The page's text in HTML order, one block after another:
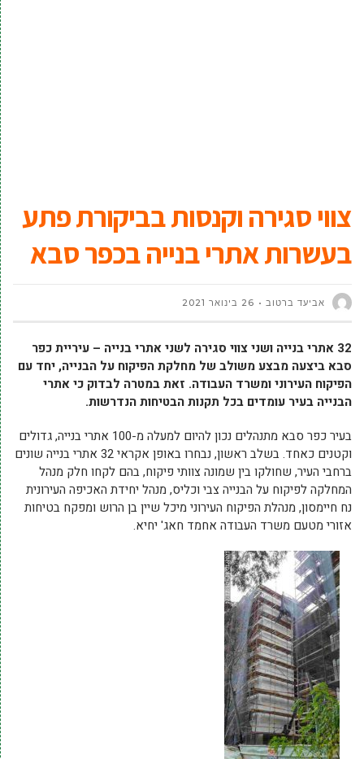
צווי סגירה וקנסות בביקורת פתע
בעשרות אתרי בנייה בכפר סבא
אביעד ברטוב 26 בינואר 2021
32 אתרי בנייה ושני צווי סגירה לשני אתרי בנייה – עיריית כפר
סבא ביצעה מבצע משולב של מחלקת הפיקוח על הבנייה, יחד עם
הפיקוח העירוני ומשרד העבודה. זאת במטרה לבדוק כי אתרי
הבנייה בעיר עומדים בכל תקנות הבטיחות הנדרשות.
בעיר כפר סבא מתנהלים נכון להיום למעלה מ-100 אתרי בנייה, גדולים
וקטנים כאחד. בשלב ראשון, נבחרו באופן אקראי 32 אתרי בנייה שונים
ברחבי העיר, שחולקו בין שמונה צוותי פיקוח, בהם לקחו חלק מנהל
המחלקה לפיקוח על הבנייה צבי וכליס, מנהל יחידת האכיפה העירונית
נח חיימסון, מנהלת הפיקוח העירוני מיכל שיין בן הרוש ומפקח בטיחות
אזורי מטעם משרד העבודה אחמד חאג' יחיא.